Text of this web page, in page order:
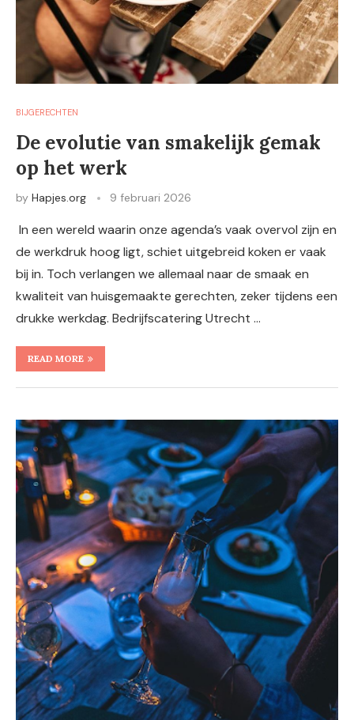
BIJGERECHTEN
De evolutie van smakelijk gemak
op het werk
by Hapjes.org 9 februari 2026
In een wereld waarin onze agenda’s vaak overvol zijn en
de werkdruk hoog ligt, schiet uitgebreid koken er vaak
bij in. Toch verlangen we allemaal naar de smaak en
kwaliteit van huisgemaakte gerechten, zeker tijdens een
drukke werkdag. Bedrijfscatering Utrecht …
READ MORE